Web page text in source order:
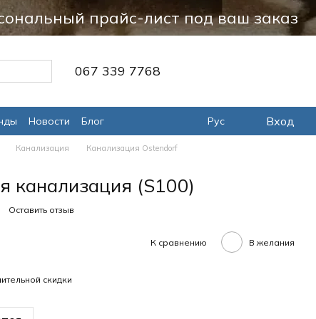
прайс-лист под ваш заказ
067 339 7768
Новости
Блог
Рус Вход
Канализация
Канализация Ostendorf
канализация (S100)
Оставить отзыв
К сравнению В желания
скидки